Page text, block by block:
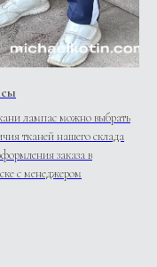
лампас можно выбрать
тканей нашего склада
заказа в
с менеджером